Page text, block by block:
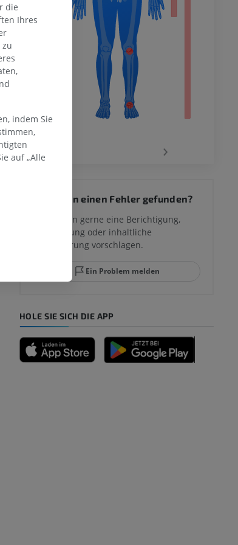
›
Sie haben einen Fehler gefunden?
Sie können gerne eine Berichtigung,
Übersetzung oder inhaltliche
Verbesserung vorschlagen.
Ein Problem melden
HOLE SIE SICH DIE APP
die
Ihres
indem Sie
auf „Alle